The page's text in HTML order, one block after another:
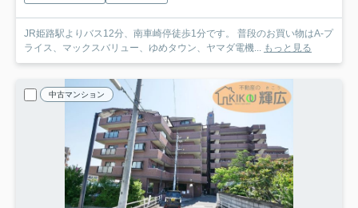
JR姫路駅よりバス12分、南車崎停徒歩1分です。 普段のお買い物はA-プ
ライス、マックスバリュー、ゆめタウン、ヤマダ電機... もっと見る
中古マンション